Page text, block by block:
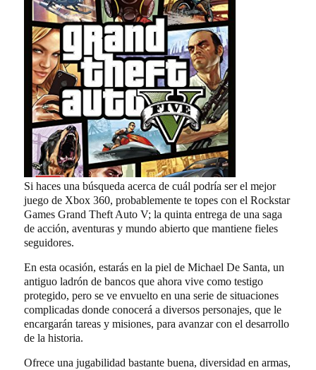
Si haces una búsqueda acerca de cuál podría ser el mejor
juego de Xbox 360, probablemente te topes con el Rockstar
Games Grand Theft Auto V; la quinta entrega de una saga
de acción, aventuras y mundo abierto que mantiene fieles
seguidores.
En esta ocasión, estarás en la piel de Michael De Santa, un
antiguo ladrón de bancos que ahora vive como testigo
protegido, pero se ve envuelto en una serie de situaciones
complicadas donde conocerá a diversos personajes, que le
encargarán tareas y misiones, para avanzar con el desarrollo
de la historia.
Ofrece una jugabilidad bastante buena, diversidad en armas,